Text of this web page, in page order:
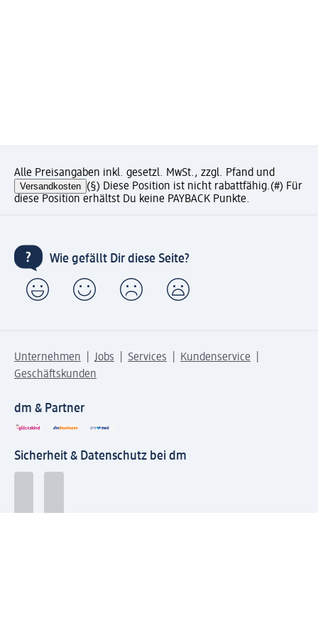
Alle Preisangaben inkl. gesetzl. MwSt., zzgl. Pfand und
Versandkosten (§) Diese Position ist nicht rabattfähig.(#) Für
diese Position erhältst Du keine PAYBACK Punkte.
Wie gefällt Dir diese Seite?
Unternehmen Jobs Services
Kundenservice
Geschäftskunden
dm & Partner
Sicherheit & Datenschutz bei dm